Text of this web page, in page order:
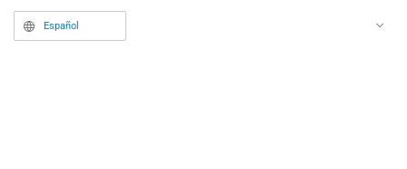
integrantes de MyGO!!!!!, y marca
su tercera edición tras el éxito de
Español